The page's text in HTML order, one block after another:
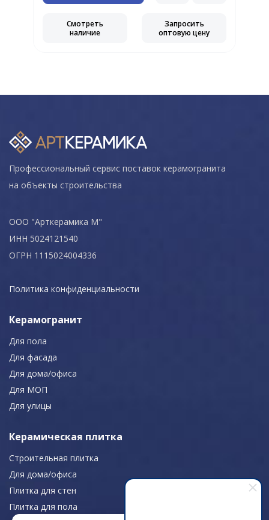
Смотреть
наличие
Запросить
оптовую цену
Профессиональный сервис поставок керамогранита
на объекты строительства
ООО "Арткерамика М"
ИНН 5024121540
ОГРН 1115024004336
Политика конфиденциальности
Керамогранит
Для пола
Для фасада
Для дома/офиса
Для МОП
Для улицы
Керамическая плитка
Строительная плитка
Для дома/офиса
Плитка для стен
Плитка для пола